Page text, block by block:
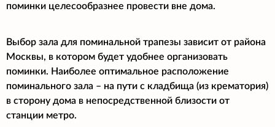
поминки целесообразнее провести вне дома.
Выбор зала для поминальной трапезы зависит от района
Москвы, в котором будет удобнее организовать
поминки. Наиболее оптимальное расположение
поминального зала – на пути с кладбища (из крематория)
в сторону дома в непосредственной близости от
станции метро.